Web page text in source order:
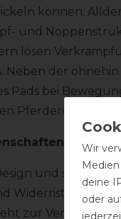
können.
und
lösen
Neben der
Pads bei
Pferderücken
und sehr
Widerrist. Denn
zur Verfügung,
Wir
deine
oder